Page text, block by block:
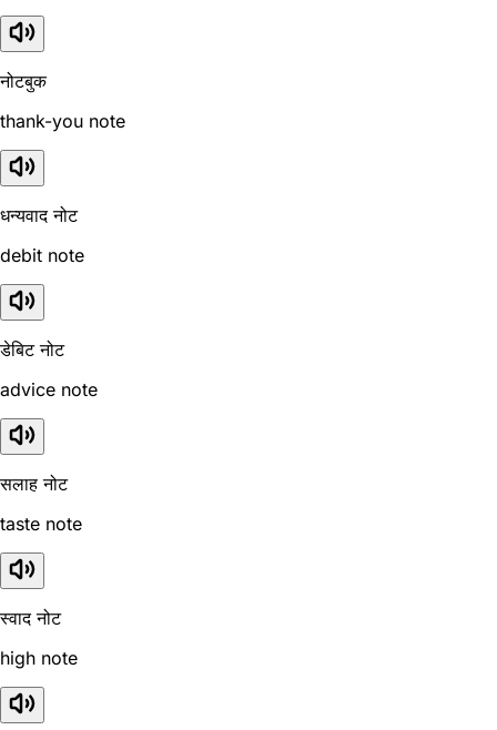
नोटबुक
thank-you note
धन्यवाद नोट
debit note
डेबिट नोट
advice note
सलाह नोट
taste note
स्वाद नोट
high note